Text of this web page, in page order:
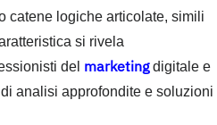
catene logiche articolate, simili
si rivela
del marketingdigitale e
analisi approfondite e soluzioni